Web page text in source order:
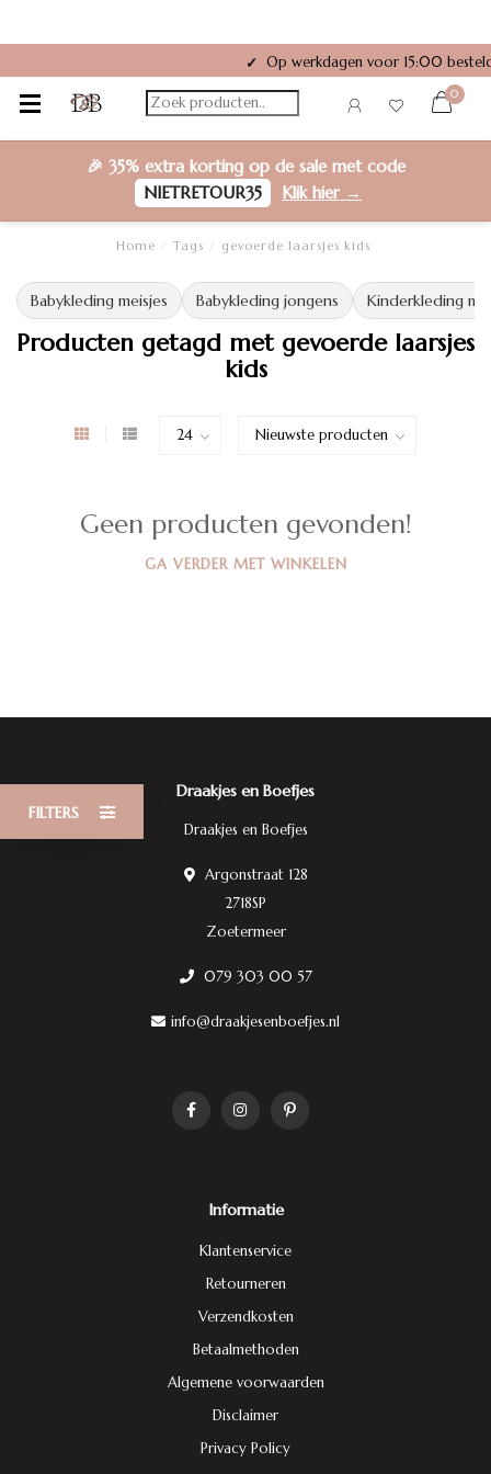
✓ Op werkdagen voor 15:00
0
🎉 35% extra kortingop de sale met code
NIETRETOUR35
Klik hier →
Home Tags gevoerde laarsjes kids
Babykleding meisjes Babykleding jongens Kinderkleding
Producten getagd met gevoerde laarsjes
kids
FILTERS
Geen producten gevonden!
GA VERDER MET WINKELEN
Draakjes en Boefjes
Draakjes en Boefjes
Argonstraat 128
2718SP
Zoetermeer
079 303 00 57
info@draakjesenboefjes.nl
Informatie
Klantenservice
Retourneren
Verzendkosten
Betaalmethoden
Algemene voorwaarden
Disclaimer
Privacy Policy